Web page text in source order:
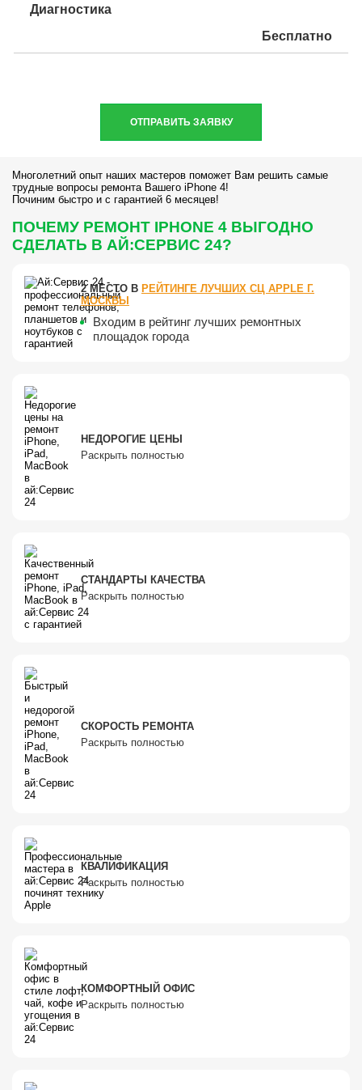
Диагностика
Бесплатно
ОТПРАВИТЬ ЗАЯВКУ
Многолетний опыт наших мастеров поможет Вам решить самые
трудные вопросы ремонта Вашего iPhone 4!
Починим быстро и с гарантией 6 месяцев!
ПОЧЕМУ РЕМОНТ IPHONE 4 ВЫГОДНО
СДЕЛАТЬ В АЙ:СЕРВИС 24?
2 МЕСТО В РЕЙТИНГЕ ЛУЧШИХ СЦ APPLE Г.
МОСКВЫ
Входим в рейтинг лучших ремонтных
площадок города
НЕДОРОГИЕ ЦЕНЫ
Раскрыть полностью
СТАНДАРТЫ КАЧЕСТВА
Раскрыть полностью
СКОРОСТЬ РЕМОНТА
Раскрыть полностью
КВАЛИФИКАЦИЯ
Раскрыть полностью
КОМФОРТНЫЙ ОФИС
Раскрыть полностью